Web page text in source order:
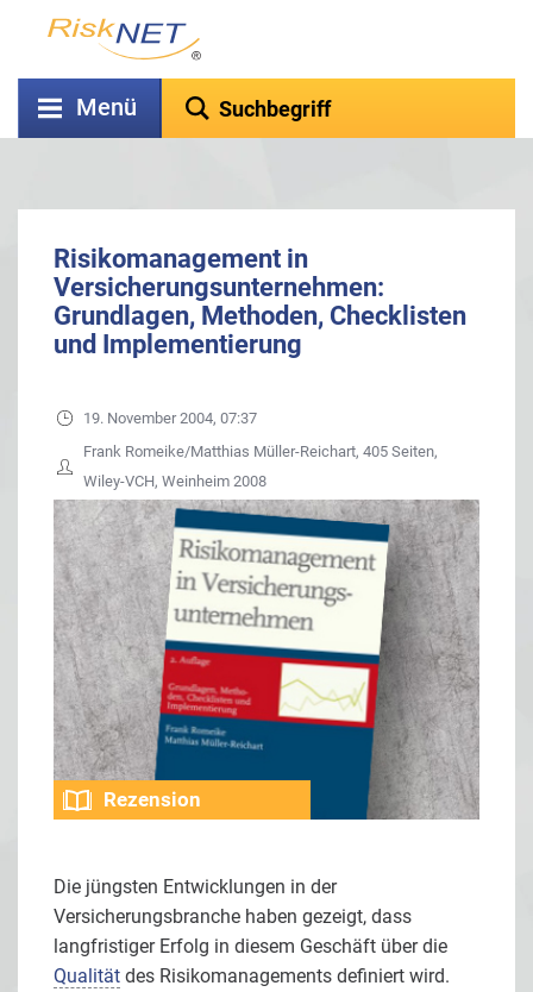
Menü
Risikomanagement in
Versicherungsunternehmen:
Grundlagen, Methoden, Checklisten
und Implementierung
19. November 2004, 07:37
Frank Romeike/Matthias Müller-Reichart, 405 Seiten,
Wiley-VCH, Weinheim 2008
Rezension
Die jüngsten Entwicklungen in der
Versicherungsbranche haben gezeigt, dass
langfristiger Erfolg in diesem Geschäft über die
Qualität des Risikomanagements definiert wird.